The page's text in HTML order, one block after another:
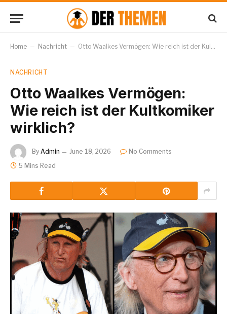
Home – Nachricht – Otto Waalkes Vermögen: Wie reich ist der Kultkomiker wirklich?
NACHRICHT
Otto Waalkes Vermögen:
Wie reich ist der Kultkomiker
wirklich?
By Admin June 18, 2026
No Comments
5 Mins Read